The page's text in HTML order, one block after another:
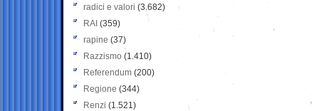
radici e valori (3.682)
RAI (359)
rapine (37)
Razzismo (1.410)
Referendum (200)
Regione (344)
Renzi (1.521)